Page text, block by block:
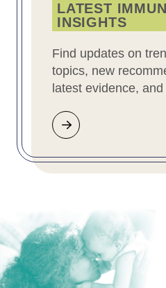
LATEST
INSIGHTS
Find updates on
topics, new
latest evidence,